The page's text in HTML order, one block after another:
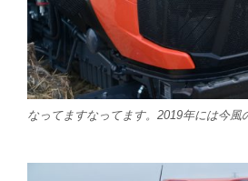
なってますなってます。2019年には今風